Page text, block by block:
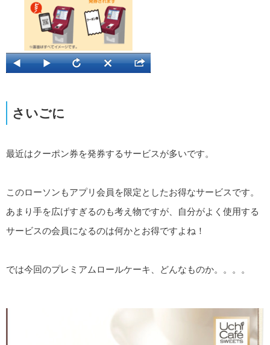
さいごに
最近はクーポン券を発券するサービスが多いです。
このローソンもアプリ会員を限定としたお得なサービスです。
あまり手を広げすぎるのも考え物ですが、自分がよく使用する
サービスの会員になるのは何かとお得ですよね！
では今回のプレミアムロールケーキ、どんなものか。。。。